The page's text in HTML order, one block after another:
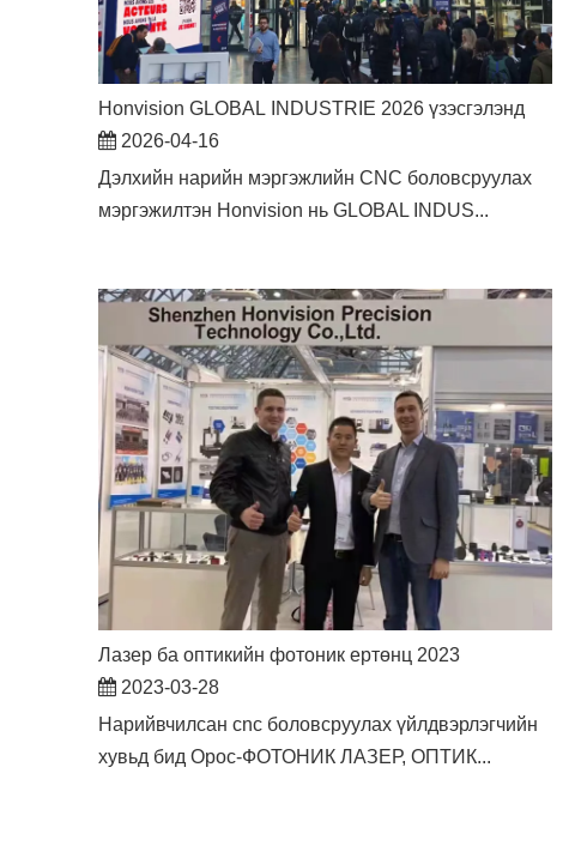
Honvision GLOBAL INDUSTRIE 2026 үзэсгэлэнд
2026-04-16
Дэлхийн нарийн мэргэжлийн CNC боловсруулах
мэргэжилтэн Honvision нь GLOBAL INDUS...
Лазер ба оптикийн фотоник ертөнц 2023
2023-03-28
Нарийвчилсан cnc боловсруулах үйлдвэрлэгчийн
хувьд бид Орос-ФОТОНИК ЛАЗЕР, ОПТИК...